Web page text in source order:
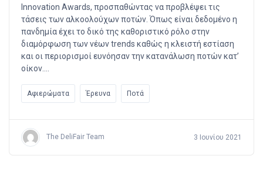
Innovation Awards, προσπαθώντας να προβλέψει τις
τάσεις των αλκοολούχων ποτών. Όπως είναι δεδομένο η
πανδημία έχει το δικό της καθοριστικό ρόλο στην
διαμόρφωση των νέων trends καθώς η κλειστή εστίαση
και οι περιορισμοί ευνόησαν την κατανάλωση ποτών κατ’
οίκον….
Αφιερώματα Έρευνα Ποτά
The DeliFair Team 3 Ιουνίου 2021